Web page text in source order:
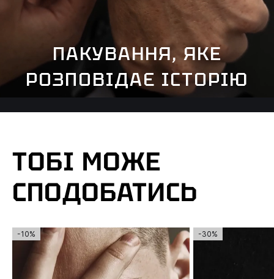
ПАКУВАННЯ, ЯКЕ
РОЗПОВІДАЄ ІСТОРІЮ
ТОБІ МОЖЕ
СПОДОБАТИСЬ
-10% -30%